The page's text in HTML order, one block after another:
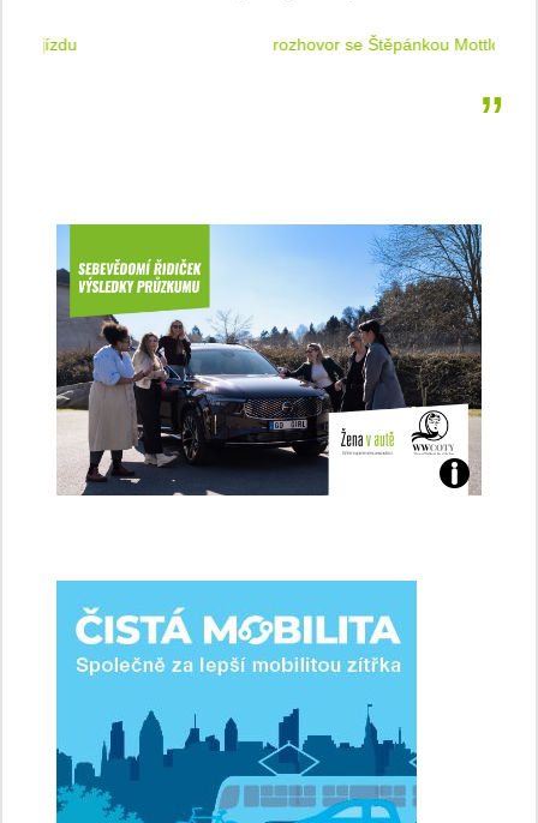
rozhovor se Štěpánkou Mottlovou
Jaké